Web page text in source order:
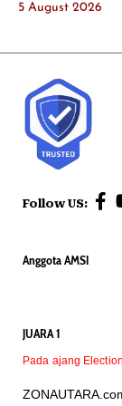
5 August 2026
Follow US:
Anggota AMSI
JUARA 1
Pada ajang